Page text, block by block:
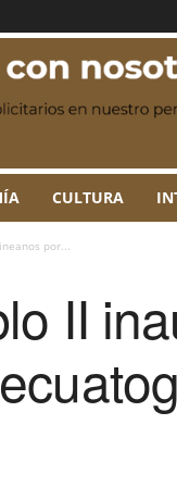
CULTURA
por...
II